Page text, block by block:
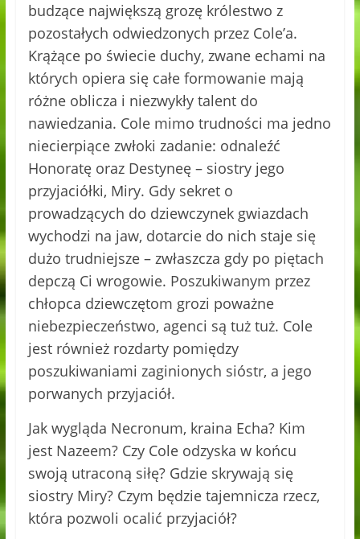
budzące największą grozę królestwo z
pozostałych odwiedzonych przez Cole’a.
Krążące po świecie duchy, zwane echami na
których opiera się całe formowanie mają
różne oblicza i niezwykły talent do
nawiedzania. Cole mimo trudności ma jedno
niecierpiące zwłoki zadanie: odnaleźć
Honoratę oraz Destyneę – siostry jego
przyjaciółki, Miry. Gdy sekret o
prowadzących do dziewczynek gwiazdach
wychodzi na jaw, dotarcie do nich staje się
dużo trudniejsze – zwłaszcza gdy po piętach
depczą Ci wrogowie. Poszukiwanym przez
chłopca dziewczętom grozi poważne
niebezpieczeństwo, agenci są tuż tuż. Cole
jest również rozdarty pomiędzy
poszukiwaniami zaginionych sióstr, a jego
porwanych przyjaciół.
Jak wygląda Necronum, kraina Echa? Kim
jest Nazeem? Czy Cole odzyska w końcu
swoją utraconą siłę? Gdzie skrywają się
siostry Miry? Czym będzie tajemnicza rzecz,
która pozwoli ocalić przyjaciół?